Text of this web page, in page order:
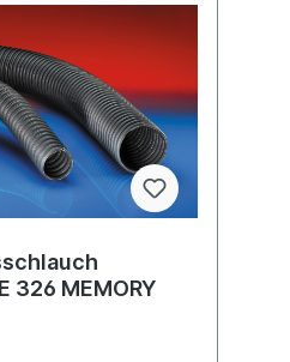
für Warm- und
Staub, Holz- und
bis +400
326 MEMORY